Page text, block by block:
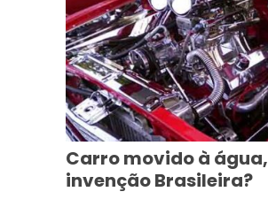
Carro movido à água,
invenção Brasileira?